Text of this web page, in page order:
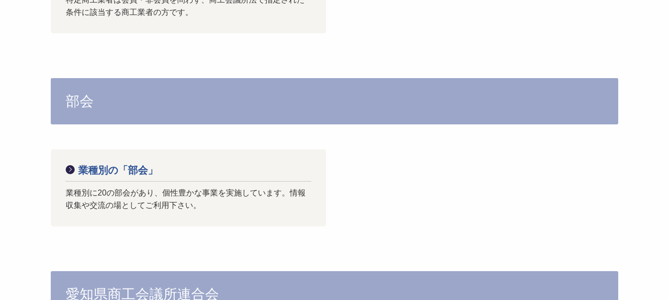
条件に該当する商工業者の方です。
部会
業種別の「部会」
業種別に20の部会があり、個性豊かな事業を実施しています。情報
収集や交流の場としてご利用下さい。
愛知県商工会議所連合会